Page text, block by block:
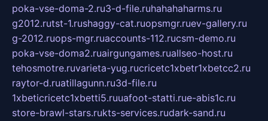
poka-vse-doma-2.ru3-d-file.ruhahahaharms.ru
g2012.rutst-1.rushaggy-cat.ruopsmgr.ruev-gallery.ru
g-2012.ruops-mgr.ruaccounts-112.rucsm-demo.ru
poka-vse-doma2.ruairgungames.ruallseo-host.ru
tehosmotre.ruvarieta-yug.rucricetc1xbetr1xbetcc2.ru
raytor-d.ruatillagunn.ru3d-file.ru
1xbeticricetc1xbetti5.ruuafoot-statti.rue-abis1c.ru
store-brawl-stars.rukts-services.rudark-sand.ru